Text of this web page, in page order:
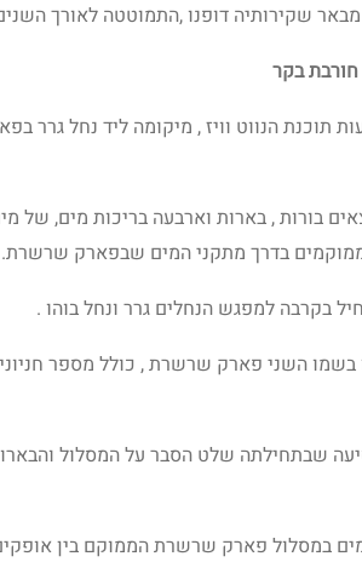
שקירותיה דופנו ,התמוטטה לאורך
בקר
תוכנת הנווט וויז , מיקומה ליד נחל
בורות , בארות וארבעה בריכות מים, של
בדרך מתקני המים שבפארק שרשרת.
בקרבה למפגש הנחלים גרר ונחל בוהו .
השני פארק שרשרת , כולל מספר
שבתחילתה שלט הסבר על המסלול
במסלול פארק שרשרת הממוקם בין